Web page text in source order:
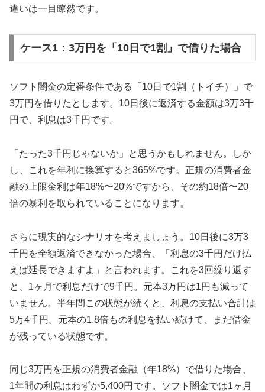
違いは一目瞭然です。
ケース1：3万円を「10日で1割」で借りた場合
ソフト闇金の定番条件である「10日で1割（トイチ）」で
3万円を借りたとします。10日後に返済する金額は3万3千
円で、利息は3千円です。
「たった3千円じゃないか」と思うかもしれません。しか
し、これを年利に換算すると365%です。正規の消費者金
融の上限金利は年18%〜20%ですから、その約18倍〜20
倍の暴利を取られていることになります。
さらに現実的なシナリオを考えましょう。10日後に3万3
千円を全額返済できなかった場合、「利息の3千円だけ払
えば延長できますよ」と言われます。これを3回繰り返す
と、1ヶ月で利息だけで9千円。元本3万円は1円も減って
いません。半年間この状態が続くと、利息の支払い合計は
5万4千円。元本の1.8倍もの利息を払い続けて、まだ借金
が残っている状態です。
同じ3万円を正規の消費者金融（年18%）で借りた場合、
1年間の利息はわずか5,400円です。ソフト闇金では1ヶ月